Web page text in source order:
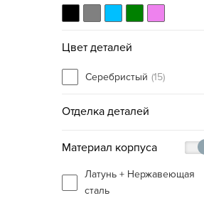
Цвет деталей
Серебристый (15)
Отделка деталей
Материал корпуса
Латунь + Нержавеющая
сталь